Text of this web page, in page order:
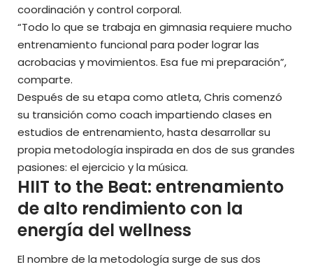
coordinación y control corporal.
“Todo lo que se trabaja en gimnasia requiere mucho
entrenamiento funcional para poder lograr las
acrobacias y movimientos. Esa fue mi preparación”,
comparte.
Después de su etapa como atleta, Chris comenzó
su transición como coach impartiendo clases en
estudios de entrenamiento, hasta desarrollar su
propia metodología inspirada en dos de sus grandes
pasiones: el ejercicio y la música.
HIIT to the Beat: entrenamiento
de alto rendimiento con la
energía del wellness
El nombre de la metodología surge de sus dos